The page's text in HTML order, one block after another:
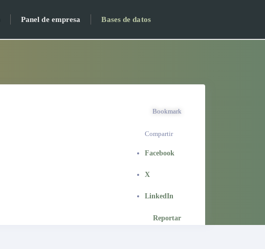
Panel de empresa Bases de datos
Bookmark
Compartir
Facebook
X
LinkedIn
Reportar